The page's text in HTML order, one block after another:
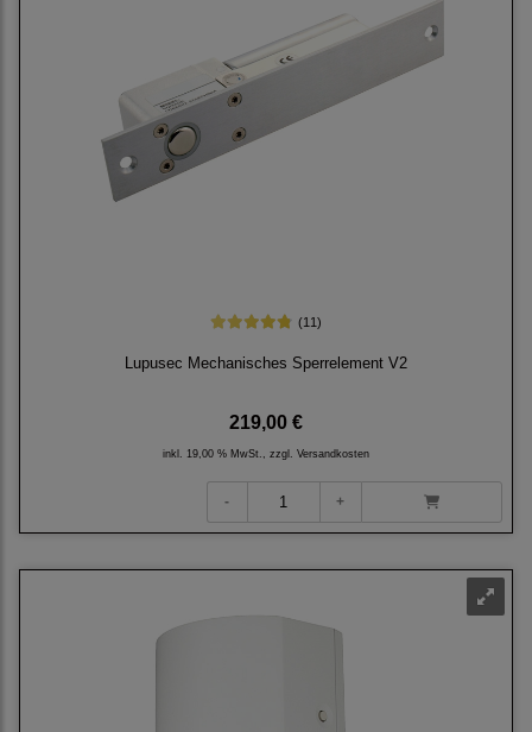
(11)
Lupusec Mechanisches Sperrelement V2
219,00 €
inkl. 19,00 % MwSt., zzgl. Versandkosten